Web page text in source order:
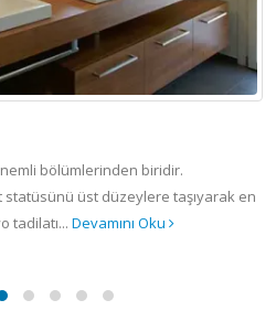
bölümlerinden biridir.
üst düzeylere taşıyarak en
tadilatı... Devamını Oku